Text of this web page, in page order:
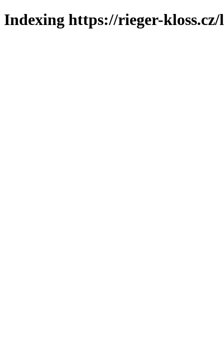
Indexing https://rieger-